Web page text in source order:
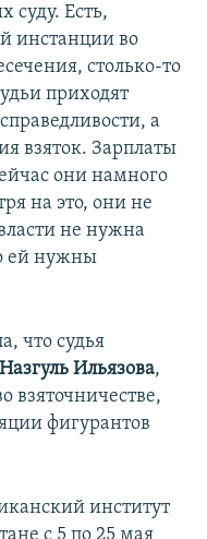
суду. Есть,
инстанции во
столько-то
приходят
а
взяток. Зарплаты
они намного
на это, они не
не нужна
ей нужны
что судья
Назгуль Ильязова,
взяточничестве,
фигурантов
институт